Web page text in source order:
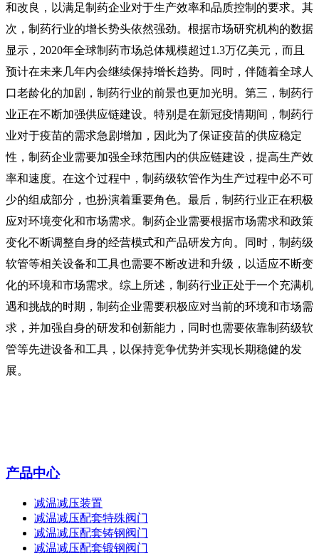
和改良，以满足制药企业对于生产效率和品质控制的要求。 其
次，制药行业的增长势头依然强劲。根据市场研究机构的数据
显示， 2020年全球制药市场总体规模超过1.3万亿美元，而且
预计在未来几年内会继续保持增长趋势。同时，伴随着全球人
口老龄化的加剧，制药行业的前景也更加光明。 第三，制药行
业正在不断加强供应链建设。特别是在新冠疫情期间，制药行
业对于疫苗的需求急剧增加，因此为了保证疫苗的供应稳定
性，制药企业需要加强全球范围内的供应链建设，提高生产效
率和速度。在这个过程中，制药级软管作为生产过程中必不可
少的组成部分，也扮演着重要角色。 最后，制药行业正在积极
应对环境变化和市场需求。制药企业需要根据市场需求和政策
变化不断调整自身的经营模式和产品研发方向。同时，制药级
软管等相关设备和工具也需要不断改进和升级，以适应不断变
化的环境和市场需求。 综上所述，制药行业正处于一个充满机
遇和挑战的时期，制药企业需要积极应对当前的环境和市场需
求，并加强自身的研发和创新能力，同时也需要依靠制药级软
管等先进设备和工具，以保持竞争优势并实现长期稳健的发
展。
产品中心
减温减压装置
减温减压配套特殊阀门
减温减压配套铸钢阀门
减温减压配套锻钢阀门